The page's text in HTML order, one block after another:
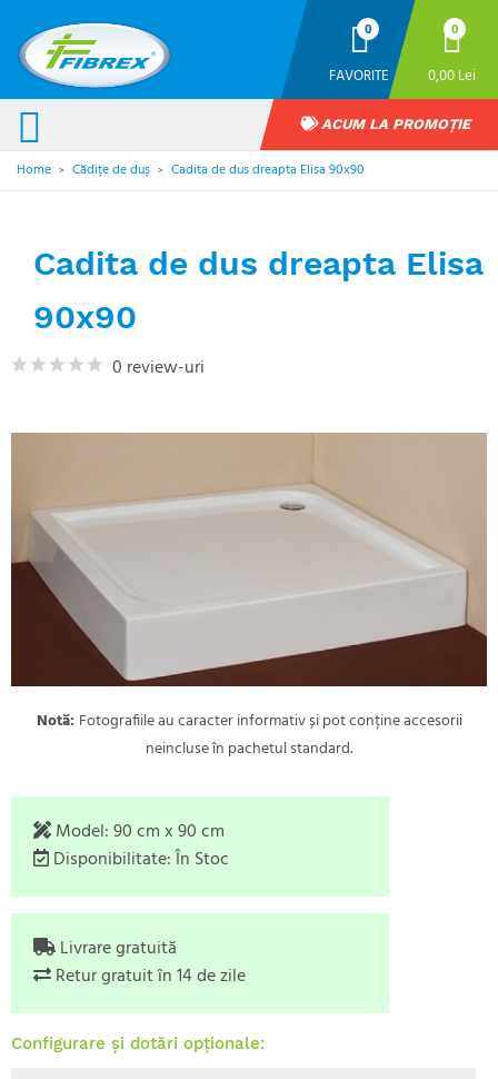
FAVORITE
0 0
0,00 Lei
ACUM LA PROMOȚIE
Home > Cădițe de duș > Cadita de dus dreapta Elisa 90x90
Cadita de dus dreapta Elisa
90x90
0 review-uri
Notă: Fotografiile au caracter informativ și pot conține accesorii
neincluse în pachetul standard.
Model:90 cm x 90 cm
Disponibilitate:În Stoc
Livrare gratuită
Retur gratuit în 14 de zile
Configurare și dotări opționale: